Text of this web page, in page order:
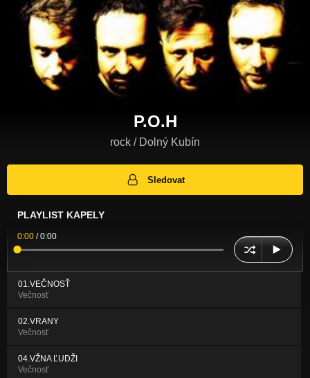
P.O.H
rock / Dolný Kubín
Sledovat
PLAYLIST KAPELY
0:00 /0:00
01.VEČNOSŤ
Večnosť
02.VRANY
Večnosť
04.VŽNA ĽUDŽI
Večnosť